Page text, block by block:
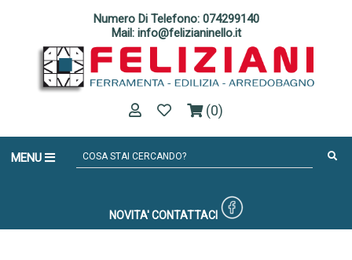
Numero Di Telefono: 074299140
Mail: info@felizianinello.it
(0)
MENU
NOVITA' CONTATTACI